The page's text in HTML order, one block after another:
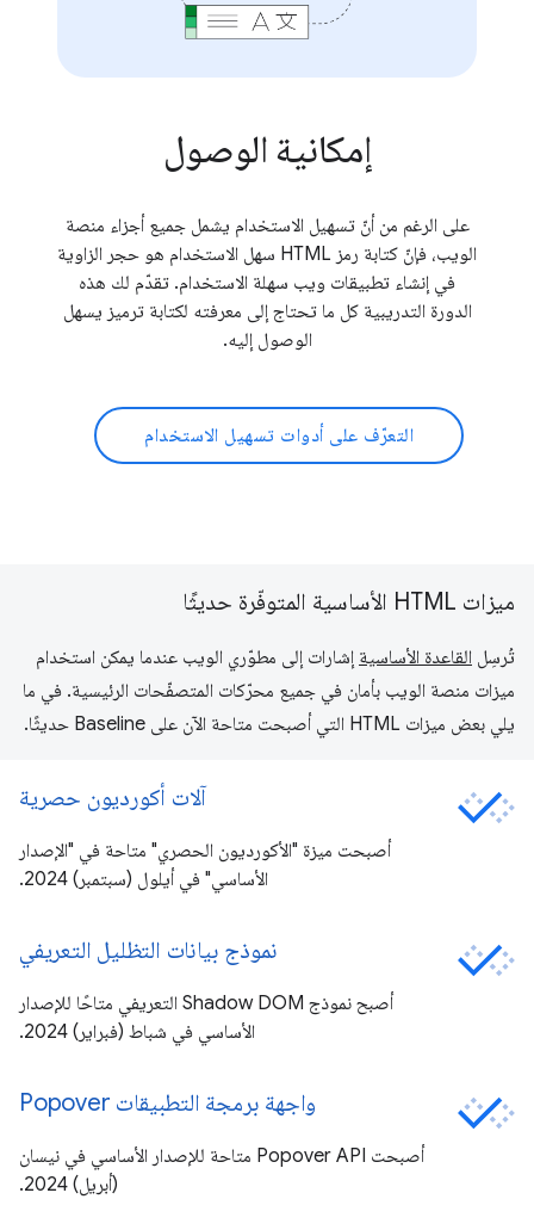
إمكانية الوصول
على الرغم من أنّ تسهيل الاستخدام يشمل جميع أجزاء منصة
الويب، فإنّ كتابة رمز HTML سهل الاستخدام هو حجر الزاوية
في إنشاء تطبيقات ويب سهلة الاستخدام. تقدّم لك هذه
الدورة التدريبية كل ما تحتاج إلى معرفته لكتابة ترميز يسهل
الوصول إليه.
التعرّف على أدوات تسهيل الاستخدام
ميزات HTML الأساسية المتوفّرة حديثًا
تُرسِل القاعدة الأساسية إشارات إلى مطوّري الويب عندما يمكن استخدام
ميزات منصة الويب بأمان في جميع محرّكات المتصفّحات الرئيسية. في ما
يلي بعض ميزات HTML التي أصبحت متاحة الآن على Baseline حديثًا.
آلات أكورديون حصرية
أصبحت ميزة "الأكورديون الحصري" متاحة في "الإصدار
الأساسي" في أيلول (سبتمبر) 2024.
نموذج بيانات التظليل التعريفي
أصبح نموذج Shadow DOM التعريفي متاحًا للإصدار
الأساسي في شباط (فبراير) 2024.
واجهة برمجة التطبيقات Popover
أصبحت Popover API متاحة للإصدار الأساسي في نيسان
(أبريل) 2024.